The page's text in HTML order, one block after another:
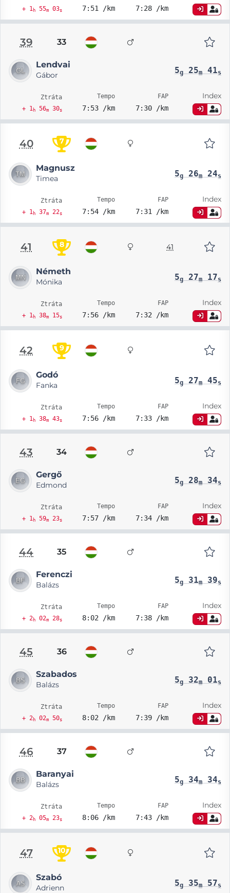
+ 1h55m03s 7:51 /km 7:28 /km
39 33
Lendvai
Gábor 5g25m41s
Ztráta
+ 1h56m30s
Tempo
7:53 /km
FAP
7:30 /km
Index
40 7
Magnusz
Timea 5g26m24s
Ztráta
+ 1h37m22s
Tempo
7:54 /km
FAP
7:31 /km
Index
41 8 41
Németh
Mónika 5g27m17s
Ztráta
+ 1h38m15s
Tempo
7:56 /km
FAP
7:32 /km
Index
42 9
Godó
Fanka 5g27m45s
Ztráta
+ 1h38m43s
Tempo
7:56 /km
FAP
7:33 /km
Index
43 34
Gergő
Edmond 5g28m34s
Ztráta
+ 1h59m23s
Tempo
7:57 /km
FAP
7:34 /km
Index
44 35
Ferenczi
Balázs 5g31m39s
Ztráta
+ 2h02m28s
Tempo
8:02 /km
FAP
7:38 /km
Index
45 36
Szabados
Balázs 5g32m01s
Ztráta
+ 2h02m50s
Tempo
8:02 /km
FAP
7:39 /km
Index
46 37
Baranyai
Balázs 5g34m34s
Ztráta
+ 2h05m23s
Tempo
8:06 /km
FAP
7:43 /km
Index
47 10
Szabó
Adrienn 5g35m57s